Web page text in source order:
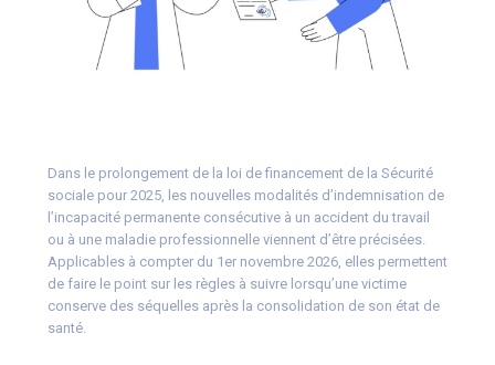
Dans le prolongement de la loi de financement de la Sécurité
sociale pour 2025, les nouvelles modalités d’indemnisation de
l’incapacité permanente consécutive à un accident du travail
ou à une maladie professionnelle viennent d’être précisées.
Applicables à compter du 1er novembre 2026, elles permettent
de faire le point sur les règles à suivre lorsqu’une victime
conserve des séquelles après la consolidation de son état de
santé.